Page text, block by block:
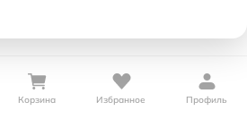
Корзина Избранное Профиль